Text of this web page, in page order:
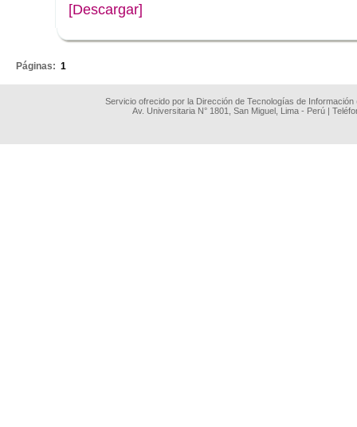
[Descargar]
Páginas: 1
Servicio ofrecido por la Dirección de Tecnologías de
Av. Universitaria N° 1801, San Miguel, Lima - Perú |